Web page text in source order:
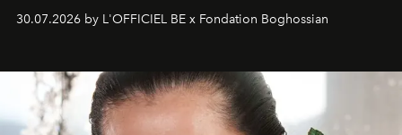
fonkelend Murano-glas creëert de Franse kunstenaar
een emotionele reis waarin elk werk de herinnering
moment van verwondering.
30.07.2026 by L'OFFICIEL BE x Fondation Boghossian